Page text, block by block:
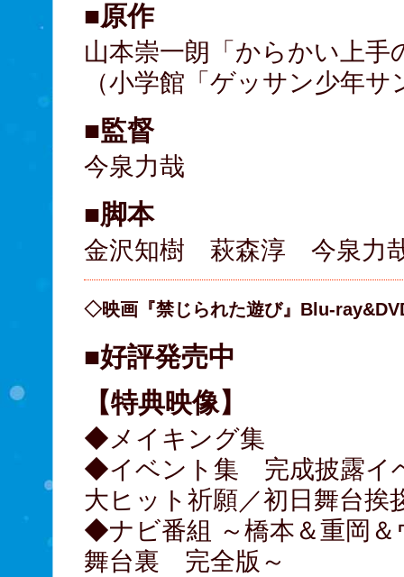
■原作
山本崇一朗「からかい上手
（小学館「ゲッサン少年
■監督
今泉力哉
■脚本
金沢知樹 萩森淳 今泉力
◇映画『禁じられた遊び』Blu-
■好評発売中
【特典映像】
◆メイキング集
◆イベント集 完成披露イ
大ヒット祈願／初日舞台挨
◆ナビ番組 ～橋本＆重岡
舞台裏 完全版～